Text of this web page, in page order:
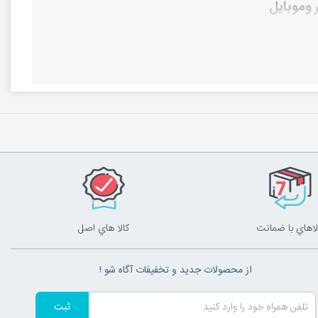
با ضمانت کالا هاي اصل
از محصولات جدید و تخفیفات آگاه شو !
ثبت